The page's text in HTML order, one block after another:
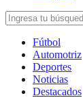
Fútbol
Automotriz
Deportes
Noticias
Destacados